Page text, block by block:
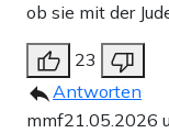
ob sie mit der
23
Antworten
mmf21.05.2026